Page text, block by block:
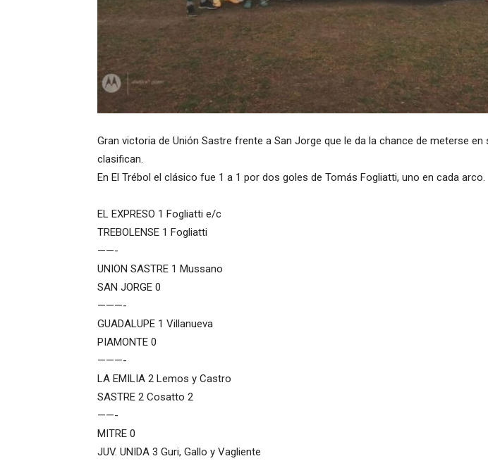
Gran victoria de Unión Sastre frente a San Jorge que le da la chance de meterse en
clasifican.
En El Trébol el clásico fue 1 a 1 por dos goles de Tomás Fogliatti, uno en cada arco.
EL EXPRESO 1 Fogliatti e/c
TREBOLENSE 1 Fogliatti
——-
UNION SASTRE 1 Mussano
SAN JORGE 0
———-
GUADALUPE 1 Villanueva
PIAMONTE 0
———-
LA EMILIA 2 Lemos y Castro
SASTRE 2 Cosatto 2
——-
MITRE 0
JUV. UNIDA 3 Guri, Gallo y Vagliente